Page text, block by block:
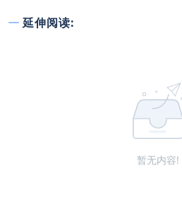
延伸阅读:
暂无内容!